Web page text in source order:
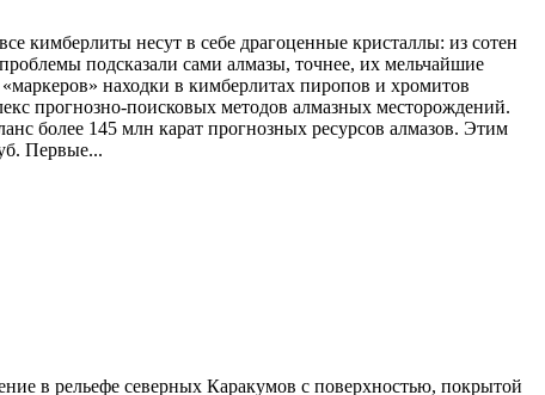
кимберлиты несут в себе драгоценные кристаллы: из сотен
подсказали сами алмазы, точнее, их мельчайшие
находки в кимберлитах пиропов и хромитов
прогнозно-поисковых методов алмазных месторождений.
более 145 млн карат прогнозных ресурсов алмазов. Этим
Первые...
в рельефе северных Каракумов с поверхностью, покрытой